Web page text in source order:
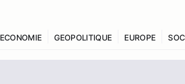
ECONOMIE GEOPOLITIQUE EUROPE